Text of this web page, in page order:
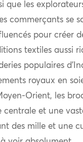
que les
commerçants se
pour créer
textiles aussi
populaires
royaux en
Orient, les
centrale et une
des mille et une